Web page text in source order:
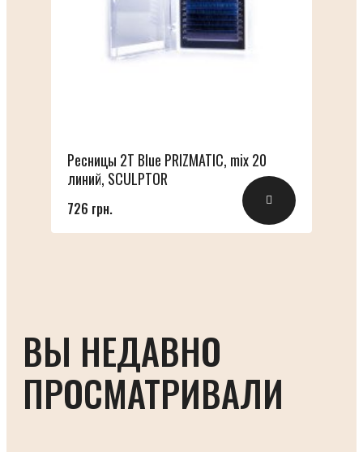
Ресницы 2T Blue PRIZMATIC, mix 20
линий, SCULPTOR
726 грн.
ВЫ НЕДАВНО
ПРОСМАТРИВАЛИ